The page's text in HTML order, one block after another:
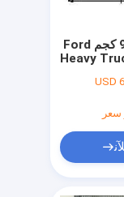
90010AP 25 كجم Ford
Heavy